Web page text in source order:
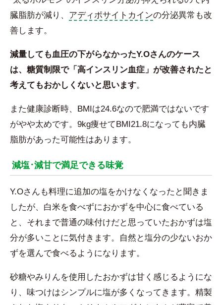
臓脂肪が減り、 アディポサイトカインの分泌異常も改
善します。
減量しても血圧の下がらなかったY.Oさんのケース
は、糖質制限で「高インスリン血症」が改善されたと
考えてもおかしくないと思います。
また健康診断時、BMIは24.6なので肥満ではないです
がやや太めです。9kg痩せてBMI21.8になっても内臓
脂肪があった可能性はあります。
減塩･減甘で満足できる味覚
Y.Oさんも料理に追加の塩をかけなくなったと聞きま
したが、白米を食べずにおかずを中心に食べている
と、それまで普通の味付けだと思っていたおかずは塩
分が多いことに気付きます。自然と塩分の少ないおか
ずを選んで食べるようになります。
砂糖やみりんを使用したおかずは甘く感じるようにな
り、味つけはシンプルに塩が多くなってきます。精製